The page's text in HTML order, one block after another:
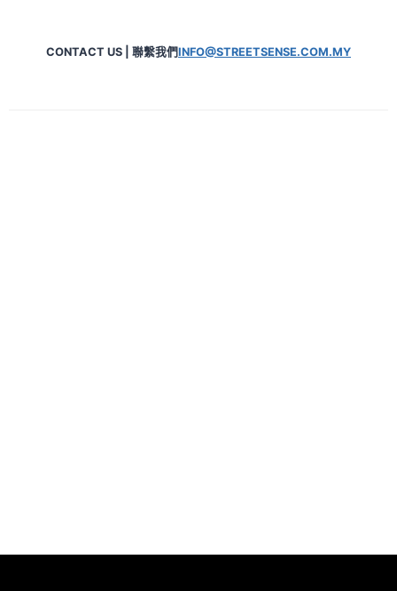
CONTACT US | 聯繫我們INFO@STREETSENSE.COM.MY